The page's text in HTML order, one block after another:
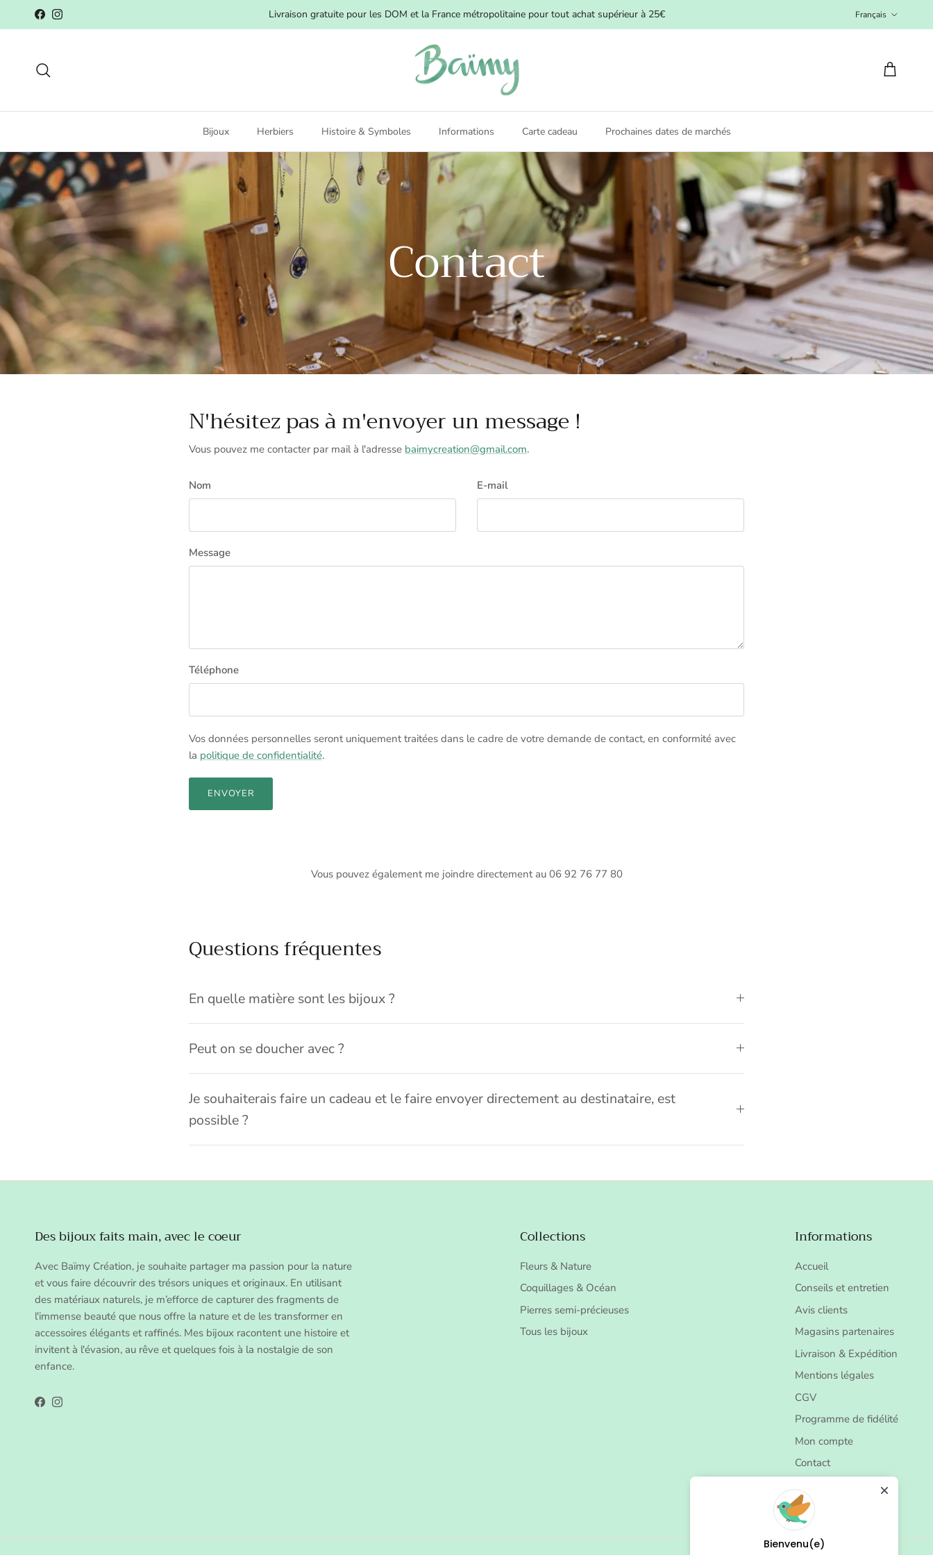
Aller au contenu
FacebookInstagram Livraison gratuite pour les DOM et la France métropolitaine pour tout achat supérieur à 25€ Français
Panier
Bijoux Herbiers Histoire & Symboles Informations Carte cadeau Prochaines dates de marchés
Contact
N'hésitez pas à m'envoyer un message !
Vous pouvez me contacter par mail à l'adresse baimycreation@gmail.com.
Nom E-mail
Message
Téléphone
Vos données personnelles seront uniquement traitées dans le cadre de votre demande de contact, en conformité avec
la politique de confidentialité.
ENVOYER
Vous pouvez également me joindre directement au 06 92 76 77 80
Questions fréquentes
En quelle matière sont les bijoux ?
Peut on se doucher avec ?
Je souhaiterais faire un cadeau et le faire envoyer directement au destinataire, est
possible ?
Des bijoux faits main, avec le coeur
Avec Baïmy Création, je souhaite partager ma passion pour la nature
et vous faire découvrir des trésors uniques et originaux. En utilisant
des matériaux naturels, je m’efforce de capturer des fragments de
l'immense beauté que nous offre la nature et de les transformer en
accessoires élégants et raffinés. Mes bijoux racontent une histoire et
invitent à l'évasion, au rêve et quelques fois à la nostalgie de son
enfance.
FacebookInstagram
Collections
Fleurs & Nature
Coquillages & Océan
Pierres semi-précieuses
Tous les bijoux
Informations
Accueil
Conseils et entretien
Avis clients
Magasins partenaires
Livraison & Expédition
Mentions légales
CGV
Programme de fidélité
Mon compte
Contact
Bienvenu(e)